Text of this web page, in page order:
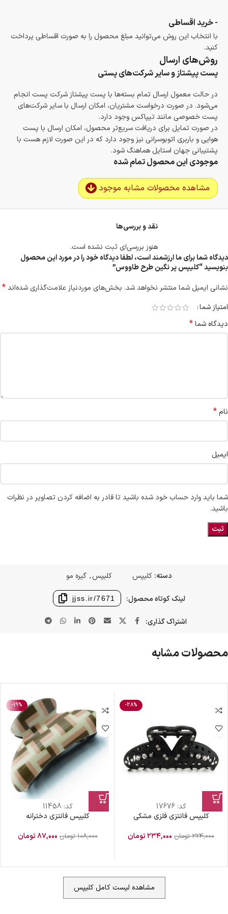
- خرید اقساطی
با انتخاب این روش می‌توانید مبلغ محصول را به صورت اقساطی پرداخت
کنید.
روش‌های ارسال
پست پیشتاز و سایر شرکت‌های پستی
در حالت معمول ارسال تمام بسته‌ها با پست پیشتاز شرکت پست انجام
می‌شود. در صورت درخواست مشتریان، امکان ارسال با سایر شرکت‌های
پست خصوصی مانند تیپاکس وجود دارد.
در صورت تمایل برای دریافت سریع‌تر محصول، امکان ارسال با پست
هوایی و باربری اتوبوسرانی نیز وجود دارد که در این صورت لازم هست با
پشتیبانی جهان استایل هماهنگ شود.
موجودی این محصول تمام شده
مشاهده محصولات مشابه موجود
نقد و بررسی‌ها
هنوز بررسی‌ای ثبت نشده است.
دیدگاه شما برای ما ارزشمند است، لطفا دیدگاه خود را در مورد این محصول
بنویسید “کلیپس پر نگین طرح طاووس”
نشانی ایمیل شما منتشر نخواهد شد. بخش‌های موردنیاز علامت‌گذاری شده‌اند*
امتیاز شما
دیدگاه شما*
نام*
ایمیل
شما باید وارد حساب خود شده باشید تا قادر به اضافه کردن تصاویر در نظرات
باشید.
دسته: کلیپس کلیپس, گیره مو
لینک کوتاه محصول: jjss.ir/7671
اشتراک گذاری:
محصولات مشابه
-28%
کد:17676
کلیپس فانتزی فلزی مشکی
۳۲۴,۰۰۰ تومان ۲۳۴,۰۰۰تومان
-19%
کد: 11458
کلیپس فانتزی دخترانه
۱۰۸,۰۰۰ تومان ۸۷,۰۰۰تومان
مشاهده لیست کامل کلیپس
ضمانت اصالت کالا